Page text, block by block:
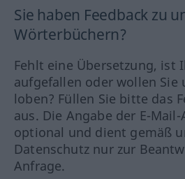
Sie haben Feedback zu
Wörterbüchern?
Fehlt eine Übersetzung, ist
aufgefallen oder wollen Sie
loben? Füllen Sie bitte das
aus. Die Angabe der E-
optional und dient gemäß
Datenschutz nur zur
Anfrage.